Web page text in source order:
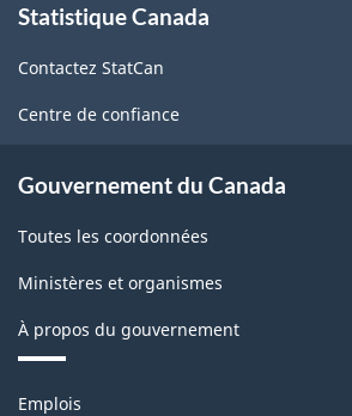
propos
ce
site
Statistique Canada
Contactez StatCan
Centre de confiance
Gouvernement du Canada
Toutes les coordonnées
Ministères et organismes
À propos du gouvernement
Thèmes
Emplois